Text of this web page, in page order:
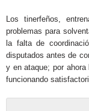
Los tinerfeños,
problemas para
la falta de
disputados antes de
y en ataque; por
funcionando